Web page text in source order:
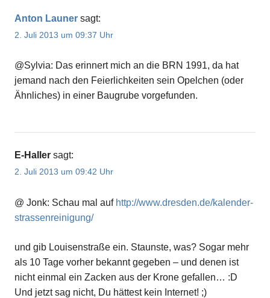
Anton Launer sagt:
2. Juli 2013 um 09:37 Uhr
@Sylvia: Das erinnert mich an die BRN 1991, da hat
jemand nach den Feierlichkeiten sein Opelchen (oder
Ähnliches) in einer Baugrube vorgefunden.
E-Haller sagt:
2. Juli 2013 um 09:42 Uhr
@ Jonk: Schau mal auf http://www.dresden.de/kalender-
strassenreinigung/
und gib Louisenstraße ein. Staunste, was? Sogar mehr
als 10 Tage vorher bekannt gegeben – und denen ist
nicht einmal ein Zacken aus der Krone gefallen… :D
Und jetzt sag nicht, Du hättest kein Internet! ;)